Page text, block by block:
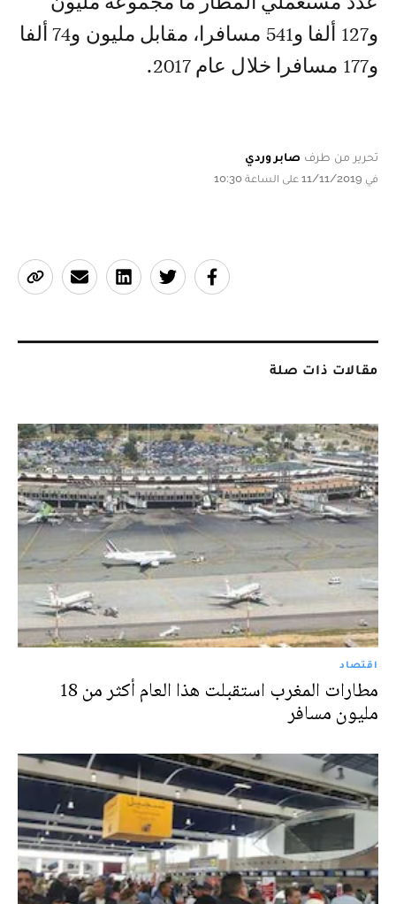
و127 ألفا و541 مسافرا، مقابل مليون و74 ألفا
و177 مسافرا خلال عام 2017.
تحرير من طرف صابر وردي
في 11/11/2019 على الساعة 10:30
مقالات ذات صلة
اقتصاد
مطارات المغرب استقبلت هذا العام أكثر من 18
مليون مسافر